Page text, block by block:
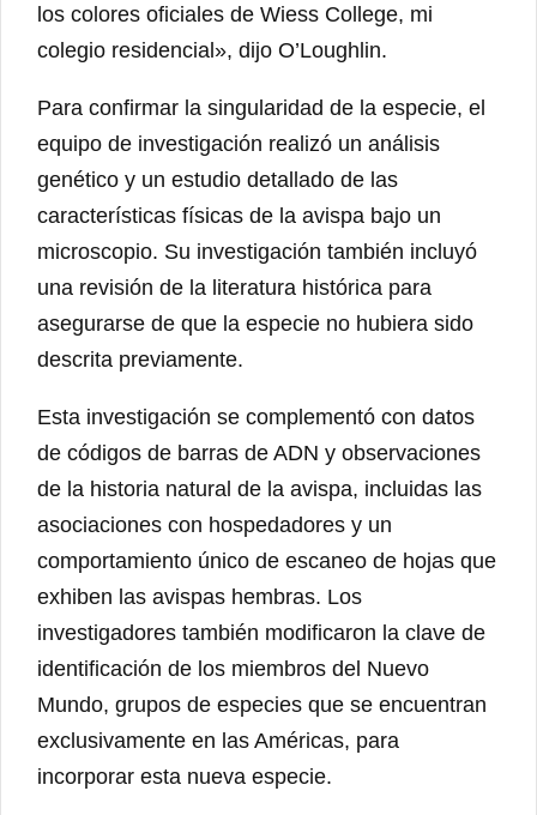
los colores oficiales de Wiess College, mi
colegio residencial», dijo O’Loughlin.
Para confirmar la singularidad de la especie, el
equipo de investigación realizó un análisis
genético y un estudio detallado de las
características físicas de la avispa bajo un
microscopio. Su investigación también incluyó
una revisión de la literatura histórica para
asegurarse de que la especie no hubiera sido
descrita previamente.
Esta investigación se complementó con datos
de códigos de barras de ADN y observaciones
de la historia natural de la avispa, incluidas las
asociaciones con hospedadores y un
comportamiento único de escaneo de hojas que
exhiben las avispas hembras. Los
investigadores también modificaron la clave de
identificación de los miembros del Nuevo
Mundo, grupos de especies que se encuentran
exclusivamente en las Américas, para
incorporar esta nueva especie.